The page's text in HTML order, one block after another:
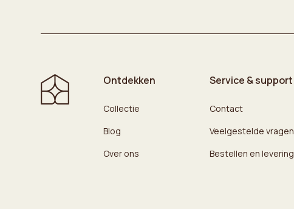
Ontdekken
Collectie
Blog
Over ons
Service & support
Contact
Veelgestelde vragen
Bestellen en levering